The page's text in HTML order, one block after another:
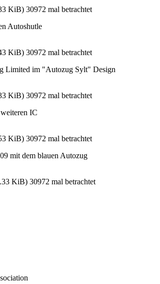
KiB) 30972 mal betrachtet
Autoshutle
KiB) 30972 mal betrachtet
Limited im "Autozug Sylt" Design
KiB) 30972 mal betrachtet
IC
KiB) 30972 mal betrachtet
mit dem blauen Autozug
KiB) 30972 mal betrachtet